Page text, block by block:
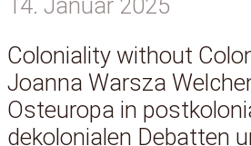
Coloniality without
Joanna Warsza
Osteuropa in
dekolonialen Debatten